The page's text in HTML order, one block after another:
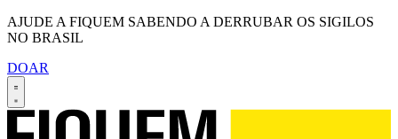
AJUDE A FIQUEM SABENDO A DERRUBAR OS SIGILOS
NO BRASIL
DOAR